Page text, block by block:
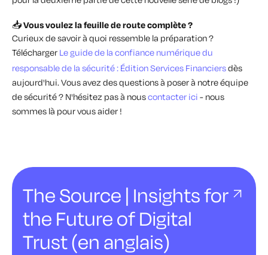
📥Vous voulez la feuille de route complète ?
Curieux de savoir à quoi ressemble la préparation ?
Télécharger Le guide de la confiance numérique du
responsable de la sécurité : Édition Services Financiersdès
aujourd'hui. Vous avez des questions à poser à notre équipe
de sécurité ? N'hésitez pas à nouscontacter ici - nous
sommes là pour vous aider !
The Source | Insights for
the Future of Digital
Trust (en anglais)